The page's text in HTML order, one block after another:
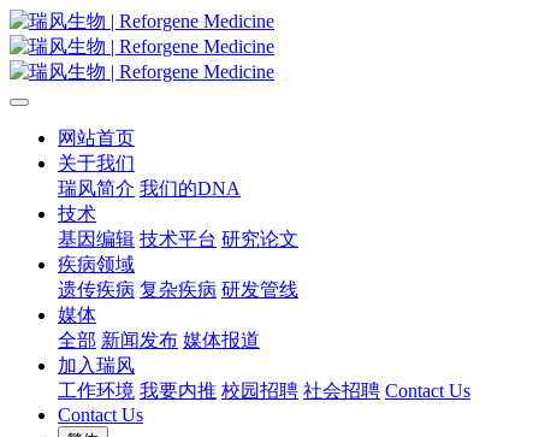
网站首页
关于我们
瑞风简介 我们的DNA
技术
基因编辑 技术平台 研究论文
疾病领域
遗传疾病 复杂疾病 研发管线
媒体
全部 新闻发布 媒体报道
加入瑞风
工作环境 我要内推 校园招聘 社会招聘 Contact Us
Contact Us